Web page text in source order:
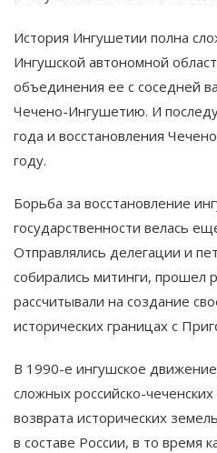
История Ингушетии полна
Ингушской автономной
объединения ее с соседней
Чечено-Ингушетию. И
года и восстановления
году.
Борьба за восстановление
государственности велась
Отправлялись делегации и
собирались митинги, прошел
рассчитывали на создание
исторических границах с
В 1990-е ингушское
сложных российско-
возврата исторических
в составе России, в то время